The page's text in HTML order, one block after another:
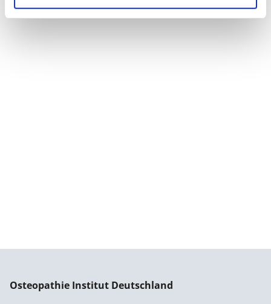
Osteopathie Institut Deutschland